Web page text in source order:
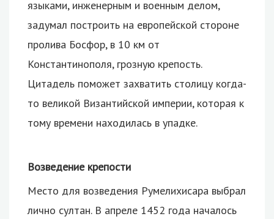
языками, инженерным и военным делом,
задумал построить на европейской стороне
пролива Босфор, в 10 км от
Константинополя, грозную крепость.
Цитадель поможет захватить столицу когда-
то великой Византийской империи, которая к
тому времени находилась в упадке.
Возведение крепости
Место для возведения Румелихисара выбрал
лично султан. В апреле 1452 года началось